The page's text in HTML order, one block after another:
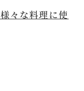
々な料理に使